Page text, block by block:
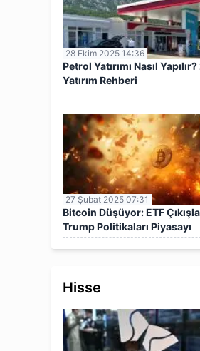
28 Ekim 2025 14:36
Petrol Yatırımı Nasıl
Yatırım Rehberi
27 Şubat 2025 07:31
Bitcoin Düşüyor: ETF
Trump Politikaları Piyasayı
Sarsıyor
Hisse